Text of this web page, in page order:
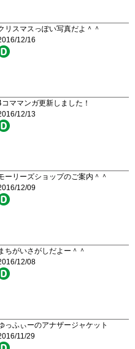
リスマスっぽい写真だよ＾＾
12/16
コママンガ更新しました！
12/13
ーリーズショップのご案内＾＾
12/09
ちがいさがしだよー＾＾
12/08
っふぃーのアナザージャケット
11/29